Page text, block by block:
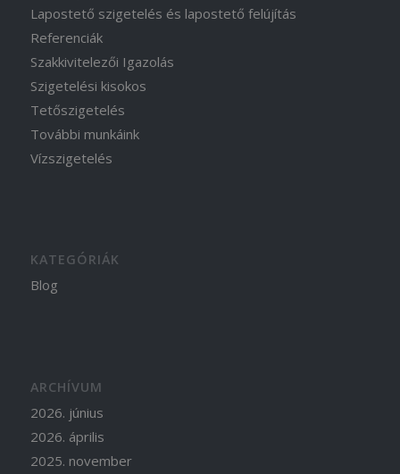
Lapostető szigetelés és lapostető felújítás
Referenciák
Szakkivitelezői Igazolás
Szigetelési kisokos
Tetőszigetelés
További munkáink
Vízszigetelés
KATEGÓRIÁK
Blog
ARCHÍVUM
2026. június
2026. április
2025. november